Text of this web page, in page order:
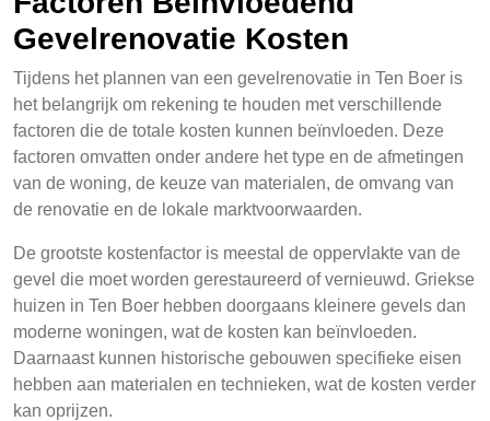
Gevelrenovatie Kosten
Tijdens het plannen van een gevelrenovatie in Ten Boer is
het belangrijk om rekening te houden met verschillende
factoren die de totale kosten kunnen beïnvloeden. Deze
factoren omvatten onder andere het type en de afmetingen
van de woning, de keuze van materialen, de omvang van
de renovatie en de lokale marktvoorwaarden.
De grootste kostenfactor is meestal de oppervlakte van de
gevel die moet worden gerestaureerd of vernieuwd. Griekse
huizen in Ten Boer hebben doorgaans kleinere gevels dan
moderne woningen, wat de kosten kan beïnvloeden.
Daarnaast kunnen historische gebouwen specifieke eisen
hebben aan materialen en technieken, wat de kosten verder
kan oprijzen.